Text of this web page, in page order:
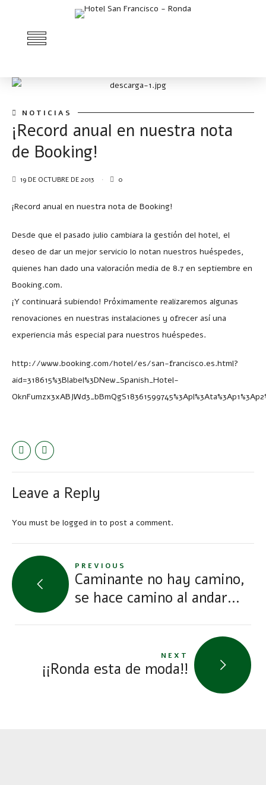
NOTICIAS
¡Record anual en nuestra nota
de Booking!
19 DE OCTUBRE DE 2013 0
¡Record anual en nuestra nota de Booking!
Desde que el pasado julio cambiara la gestión del hotel, el
deseo de dar un mejor servicio lo notan nuestros huéspedes,
quienes han dado una valoración media de 8.7 en septiembre en
Booking.com.
¡Y continuará subiendo! Próximamente realizaremos algunas
renovaciones en nuestras instalaciones y ofrecer así una
experiencia más especial para nuestros huéspedes.
http://www.booking.com/hotel/es/san-francisco.es.html?
aid=318615%3Blabel%3DNew_Spanish_Hotel-
Leave a Reply
You must be logged in to post a comment.
PREVIOUS
Caminante no hay camino,
se hace camino al andar...
NEXT
¡¡Ronda esta de moda!!